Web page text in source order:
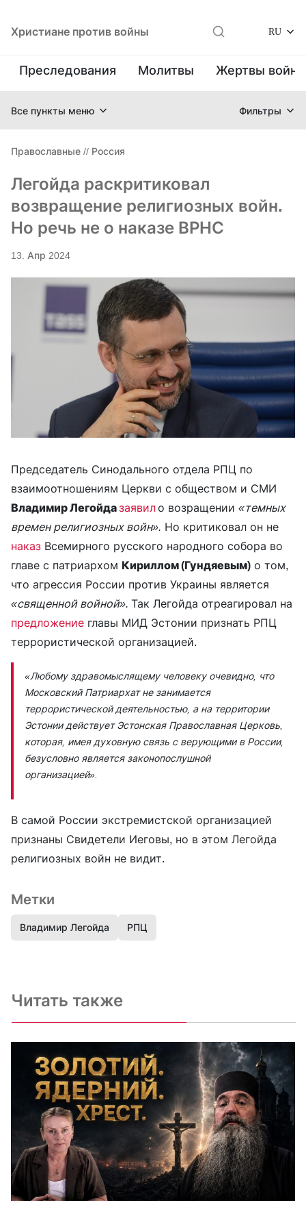
Христиане против войны RU
Преследования Молитвы Жертвы
Все пункты меню Фильтры
Православные // Россия
Легойда раскритиковал
возвращение религиозных войн.
Но речь не о наказе ВРНС
13. Апр 2024
Председатель Синодального отдела РПЦ по
взаимоотношениям Церкви с обществом и СМИ
Владимир Легойдазаявило возращении «темных
времен религиозных войн». Но критиковал он не
наказ Всемирного русского народного собора во
главе с патриархом Кириллом (Гундяевым) о том,
что агрессия России против Украины является
«священной войной». Так Легойда отреагировал на
предложение главы МИД Эстонии признать РПЦ
террористической организацией.
«Любому здравомыслящему человеку очевидно, что
Московский Патриархат не занимается
террористической деятельностью, а на территории
Эстонии действует Эстонская Православная Церковь,
которая, имея духовную связь с верующими в России,
безусловно является законопослушной
организацией».
В самой России экстремистской организацией
признаны Свидетели Иеговы, но в этом Легойда
религиозных войн не видит.
Метки
Владимир Легойда РПЦ
Читать также